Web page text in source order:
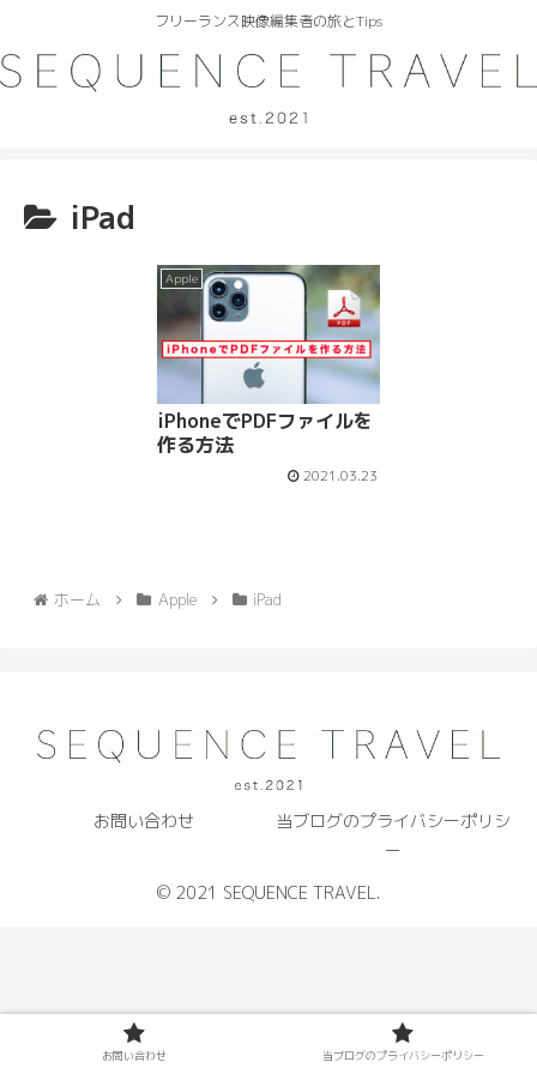
フリーランス映像編集者の旅とTips
iPad
Apple
iPhoneでPDFファイルを
作る方法
2021.03.23
ホーム Apple iPad
お問い合わせ
当ブログのプライバシーポリシ
ー
© 2021 SEQUENCE TRAVEL.
お問い合わせ 当ブログのプライバシーポリシー